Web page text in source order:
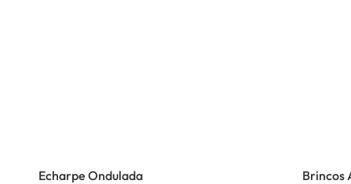
Echarpe Ondulada Brincos